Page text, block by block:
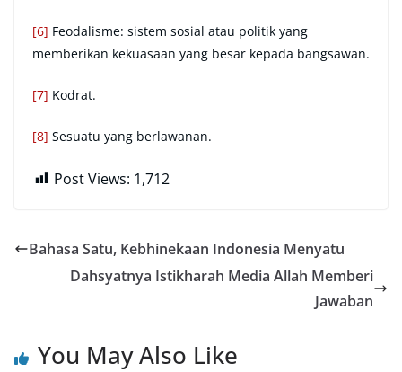
[6] Feodalisme: sistem sosial atau politik yang
memberikan kekuasaan yang besar kepada bangsawan.
[7] Kodrat.
[8] Sesuatu yang berlawanan.
Post Views: 1,712
Bahasa Satu, Kebhinekaan Indonesia Menyatu
Dahsyatnya Istikharah Media Allah Memberi
Jawaban
You May Also Like